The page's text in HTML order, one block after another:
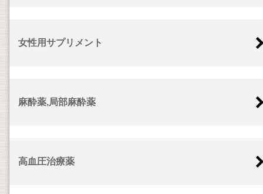
女性用サプリメント
麻酔薬,局部麻酔薬
高血圧治療薬